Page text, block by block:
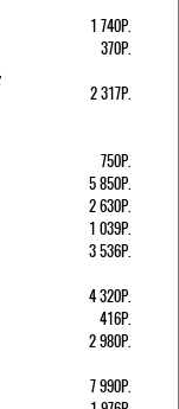
1 740Р.
370Р.
2 317Р.
750Р.
5 850Р.
2 630Р.
1 039Р.
3 536Р.
4 320Р.
416Р.
2 980Р.
7 990Р.